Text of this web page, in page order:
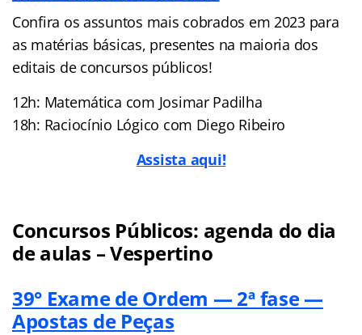
Confira os assuntos mais cobrados em 2023 para
as matérias básicas, presentes na maioria dos
editais de concursos públicos!
12h: Matemática com Josimar Padilha
18h: Raciocínio Lógico com Diego Ribeiro
Assista aqui!
Concursos Públicos: agenda do dia
de aulas – Vespertino
39° Exame de Ordem — 2ª fase —
Apostas de Peças